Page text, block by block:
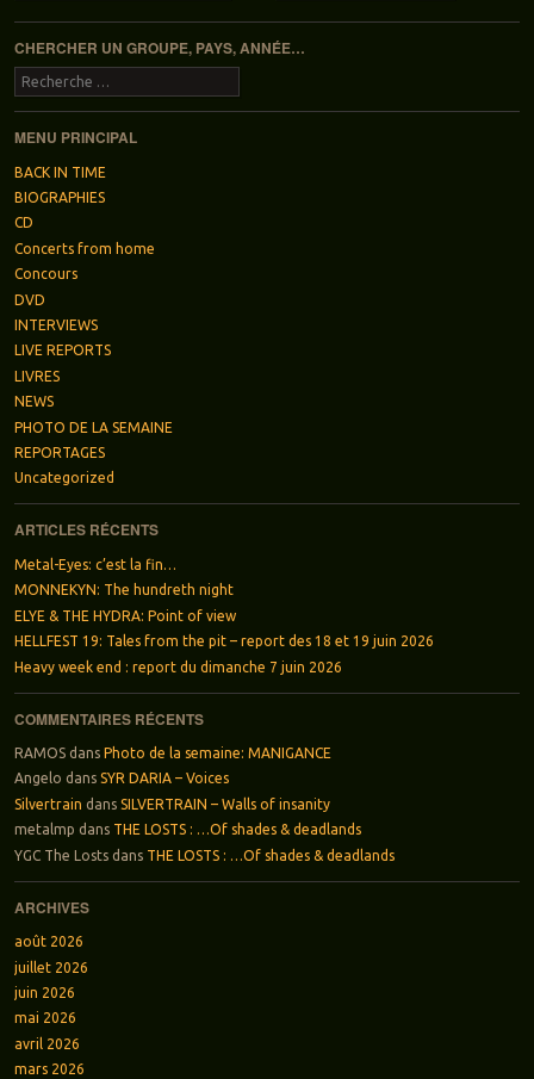
CHERCHER UN GROUPE, PAYS, ANNÉE…
Recherche
MENU PRINCIPAL
BACK IN TIME
BIOGRAPHIES
CD
Concerts from home
Concours
DVD
INTERVIEWS
LIVE REPORTS
LIVRES
NEWS
PHOTO DE LA SEMAINE
REPORTAGES
Uncategorized
ARTICLES RÉCENTS
Metal-Eyes: c’est la fin…
MONNEKYN: The hundreth night
ELYE & THE HYDRA: Point of view
HELLFEST 19: Tales from the pit – report des 18 et 19 juin 2026
Heavy week end : report du dimanche 7 juin 2026
COMMENTAIRES RÉCENTS
RAMOSdans Photo de la semaine: MANIGANCE
Angelo dans SYR DARIA – Voices
Silvertrain dans SILVERTRAIN – Walls of insanity
metalmp dans THE LOSTS : …Of shades & deadlands
YGC The Lostsdans THE LOSTS : …Of shades & deadlands
ARCHIVES
août 2026
juillet 2026
juin 2026
mai 2026
avril 2026
mars 2026